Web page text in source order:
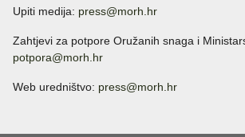
Upiti medija: press@morh.hr
Zahtjevi za potpore Oružanih snaga i
potpora@morh.hr
Web uredništvo: press@morh.hr